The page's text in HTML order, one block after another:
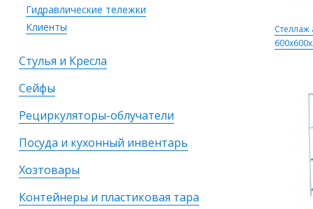
Гидравлические тележки
Клиенты
Стулья и Кресла
Сейфы
Рециркуляторы-облучатели
Посуда и кухонный инвентарь
Хозтовары
Контейнеры и пластиковая тара